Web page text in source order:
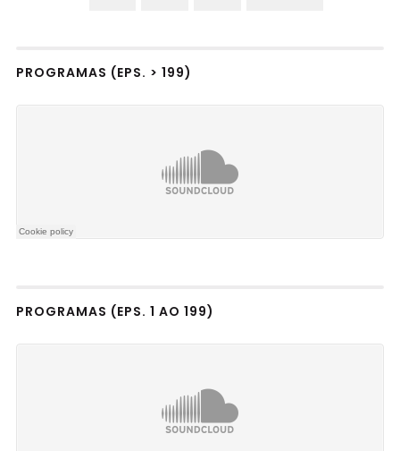
PROGRAMAS (EPS. > 199)
PROGRAMAS (EPS. 1 AO 199)